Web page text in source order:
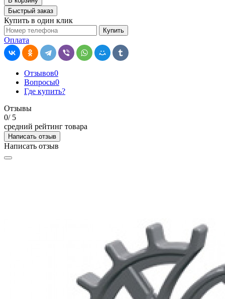
Быстрый заказ
Купить в один клик
Купить
Оплата
Отзывов0
Вопросы0
Где купить?
Отзывы
0/ 5
средний рейтинг товара
Написать отзыв
Написать отзыв